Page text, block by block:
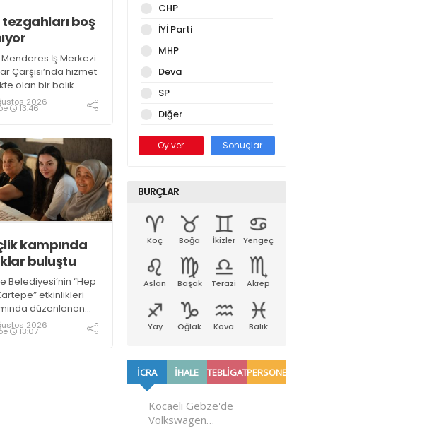
tezgahları boş
İş Merkezi
Çarşısı’nda hizmet
olan bir balık
işletme
Emrah
taze balık
ifade ederek
tezgahlarda
bulmak mümkün
dedi
2026
13:46
kampında
buluştu
Belediyesi’nin “Hep
etkinlikleri
düzenlenen
ve Gelişim Kampı’na
Kocaeli
2026
13:07
CHP
İYİ Parti
MHP
Deva
SP
Diğer
Oy ver Sonuçlar
BURÇLAR
Koç Boğa İkizler Yengeç
Aslan Başak Terazi Akrep
Yay Oğlak Kova Balık